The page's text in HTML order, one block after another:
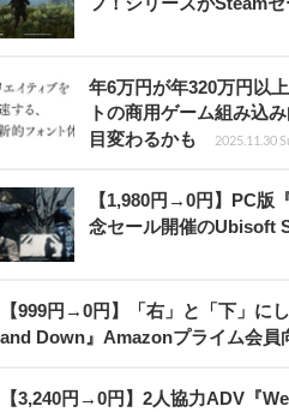
年6万円が年320万円以
トの商用ゲーム組み込
目変わるかも
2025.11.30
【1,980円→0円】PC版
念セール開催のUbisoft
【999円→0円】「右」と「下」に
and Down』Amazonプライム会員
【3,240円→0円】2人協力ADV『